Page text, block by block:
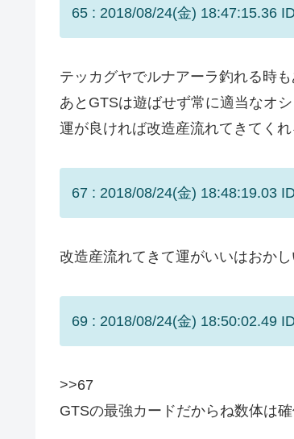
65 : 2018/08/24(金) 18:47:15.36
テッカグヤでルナアーラ釣れる時
あとGTSは遊ばせず常に適当なオ
運が良ければ改造産流れてきてくれ
67 : 2018/08/24(金) 18:48:19.03
改造産流れてきて運がいいはおかし
69 : 2018/08/24(金) 18:50:02.49
>>67
GTSの最強カードだからね数体は